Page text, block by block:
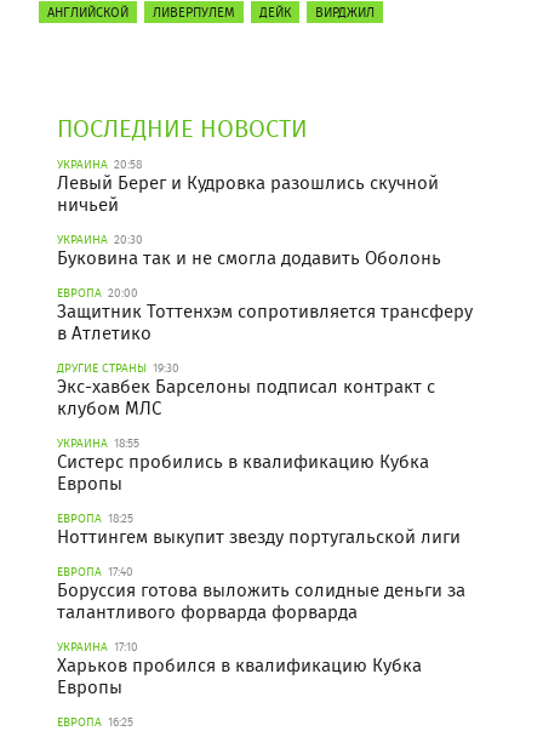
АНГЛИЙСКОЙ
ЛИВЕРПУЛЕМ ДЕЙК ВИРДЖИЛ
ПОСЛЕДНИЕ НОВОСТИ
УКРАИНА 20:58
Левый Берег и Кудровка разошлись скучной
ничьей
УКРАИНА 20:30
Буковина так и не смогла додавить Оболонь
ЕВРОПА 20:00
Защитник Тоттенхэм сопротивляется трансферу
в Атлетико
ДРУГИЕ СТРАНЫ 19:30
Экс-хавбек Барселоны подписал контракт с
клубом МЛС
УКРАИНА 18:55
Систерс пробились в квалификацию Кубка
Европы
ЕВРОПА 18:25
Ноттингем выкупит звезду португальской лиги
ЕВРОПА 17:40
Боруссия готова выложить солидные деньги за
талантливого форварда форварда
УКРАИНА 17:10
Харьков пробился в квалификацию Кубка
Европы
ЕВРОПА 16:25